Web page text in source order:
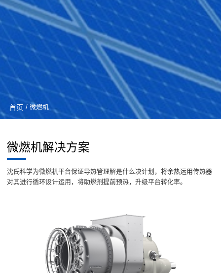
首页 / 微燃机
微燃机解决方案
沈氏科学为微燃机平台保证导热管理解是什么决计划，将余热运用传热器
对其进行循环设计运用，将助燃剂提前预热，升级平台转化率。